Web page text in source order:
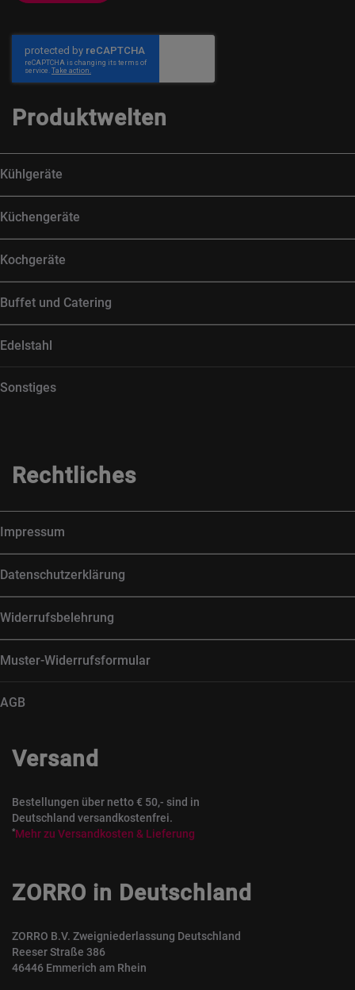
Produktwelten
Kühlgeräte
Küchengeräte
Kochgeräte
Buffet und Catering
Edelstahl
Sonstiges
Rechtliches
Impressum
Datenschutzerklärung
Widerrufsbelehrung
Muster-Widerrufsformular
AGB
Versand
Bestellungen über netto € 50,- sind in
Deutschland versandkostenfrei.
*Mehr zu Versandkosten & Lieferung
ZORRO in Deutschland
ZORRO B.V. Zweigniederlassung Deutschland
Reeser Straße 386
46446 Emmerich am Rhein